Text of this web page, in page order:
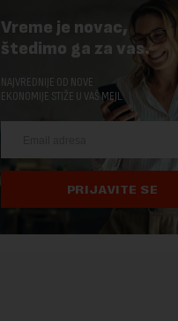
Vreme je novac,
štedimo ga za vas.
NAJVREDNIJE OD NOVE
EKONOMIJE STIŽE U VAŠ MEJL.
PRIJAVITE SE